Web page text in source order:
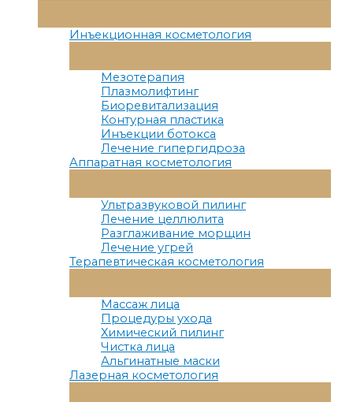
Меню
Инъекционная косметология
Меню
Мезотерапия
Плазмолифтинг
Биоревитализация
Контурная пластика
Инъекции ботокса
Лечение гипергидроза
Аппаратная косметология
Меню
Ультразвуковой пилинг
Лечение целлюлита
Разглаживание морщин
Лечение угрей
Терапевтическая косметология
Меню
Массаж лица
Процедуры ухода
Химический пилинг
Чистка лица
Альгинатные маски
Лазерная косметология